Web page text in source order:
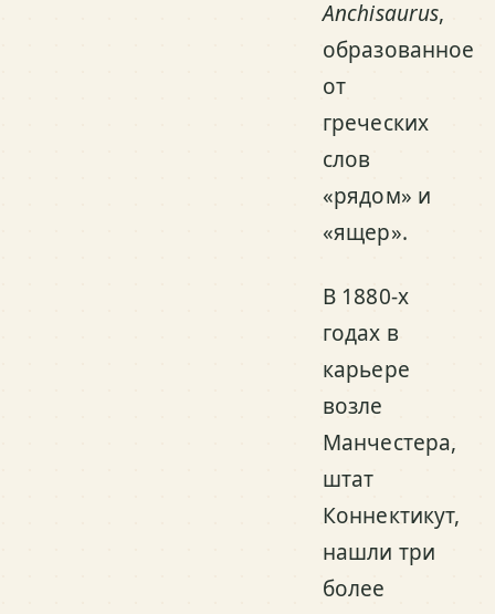
Anchisaurus,
образованное
от
греческих
слов
«рядом» и
«ящер».
В 1880-х
годах в
карьере
возле
Манчестера,
штат
Коннектикут,
нашли три
более